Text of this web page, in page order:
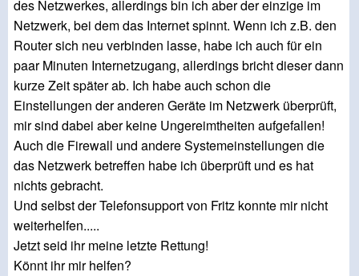
des Netzwerkes, allerdings bin ich aber der einzige im
Netzwerk, bei dem das Internet spinnt. Wenn ich z.B. den
Router sich neu verbinden lasse, habe ich auch für ein
paar Minuten Internetzugang, allerdings bricht dieser dann
kurze Zeit später ab. Ich habe auch schon die
Einstellungen der anderen Geräte im Netzwerk überprüft,
mir sind dabei aber keine Ungereimtheiten aufgefallen!
Auch die Firewall und andere Systemeinstellungen die
das Netzwerk betreffen habe ich überprüft und es hat
nichts gebracht.
Und selbst der Telefonsupport von Fritz konnte mir nicht
weiterhelfen.....
Jetzt seid ihr meine letzte Rettung!
Könnt ihr mir helfen?